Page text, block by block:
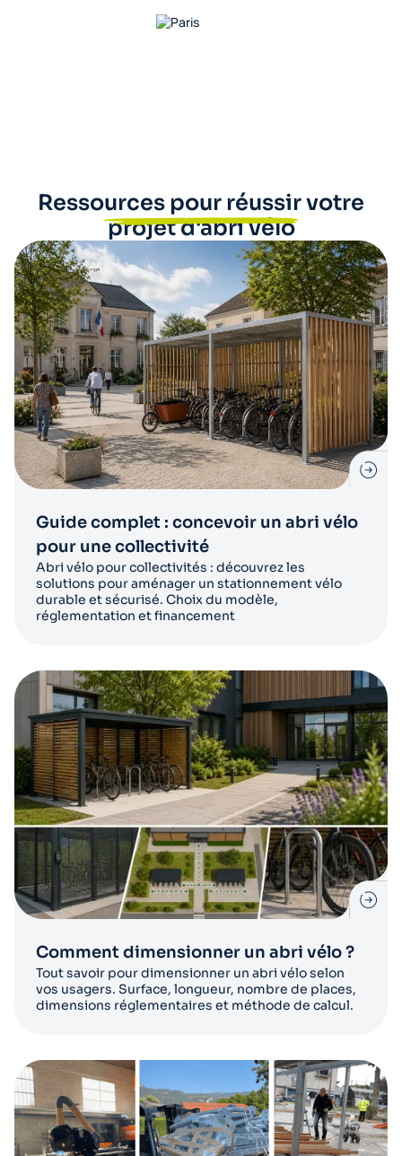
Ressources pour réussir votre
projet d'abri vélo
Guide complet : concevoir un abri vélo
pour une collectivité
Abri vélo pour collectivités : découvrez les
solutions pour aménager un stationnement vélo
durable et sécurisé. Choix du modèle,
réglementation et financement
Comment dimensionner un abri vélo ?
Tout savoir pour dimensionner un abri vélo selon
vos usagers. Surface, longueur, nombre de places,
dimensions réglementaires et méthode de calcul.